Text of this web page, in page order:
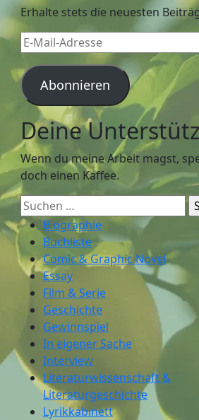
Erhalte stets die neuesten
E-
Mail-
Adresse
Abonnieren
Deine
Wenn du meine Arbeit magst,
doch einen Kaffee.
Suchen
nach:Biographie
Buchliste
Comic & Graphic Novel
Essay
Film & Serie
Geschichte
Gewinnspiel
In eigener Sache
Interview
Literaturwissenschaft &
Literaturgeschichte
Lyrikkabinett